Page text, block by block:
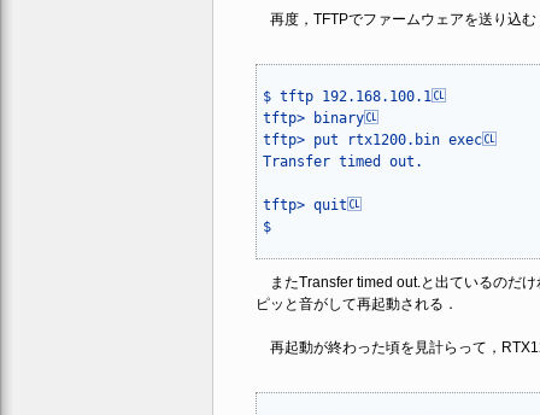
再度，TFTPでファームウェアを送り込む
$ tftp 192.168.100.1🆑
tftp> binary🆑
tftp> put rtx1200.bin exec🆑
Transfer timed out.
tftp> quit🆑
$
またTransfer timed out.と出ているのだ
ピッと音がして再起動される．
再起動が終わった頃を見計らって，